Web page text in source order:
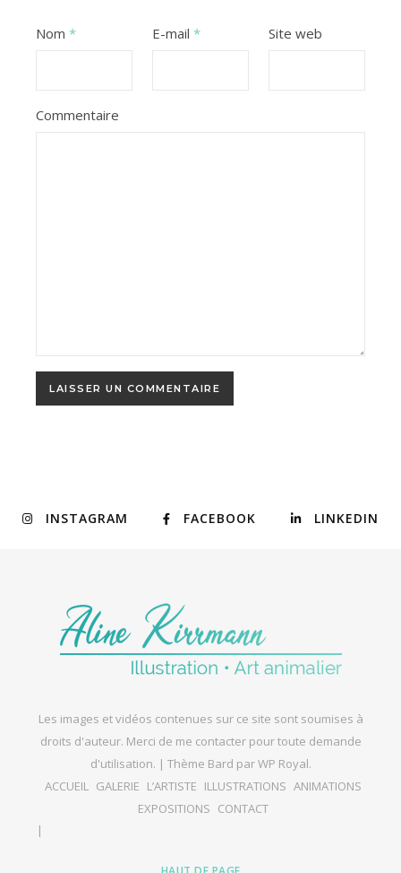
Nom * E-mail * Site web
Commentaire
INSTAGRAM FACEBOOK LINKEDIN
Les images et vidéos contenues sur ce site sont soumises à
droits d'auteur. Merci de me contacter pour toute demande
d'utilisation. | Thème Bard parWP Royal.
ACCUEIL GALERIE L’ARTISTE ILLUSTRATIONS ANIMATIONS
EXPOSITIONS CONTACT